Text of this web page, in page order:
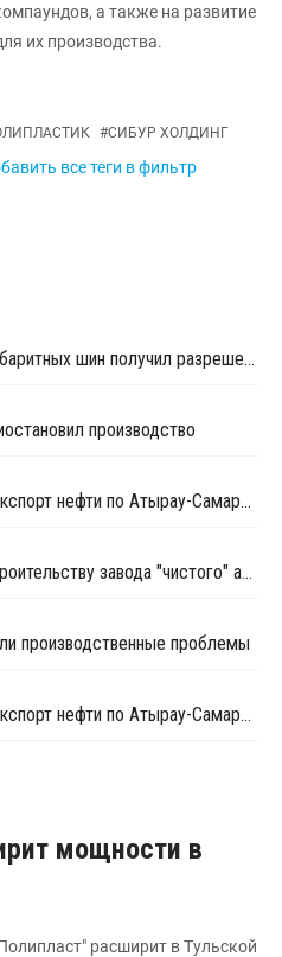
а также на развитие
их производства.
#СИБУР ХОЛДИНГ
все теги в фильтр
Первый в РФ завод сверхагабаритных шин получил разрешение на строительство
производство
Казахстан увеличил в июле экспорт нефти по Атырау-Самара и в Китай на фоне сбоев в работе КТК
CF Industries приступила к строительству завода "чистого" аммиака за USD4 млрд
производственные проблемы
Казахстан увеличил в июле экспорт нефти по Атырау-Самара и в Китай на фоне сбоев в работе КТК
мощности в
расширит в Тульской